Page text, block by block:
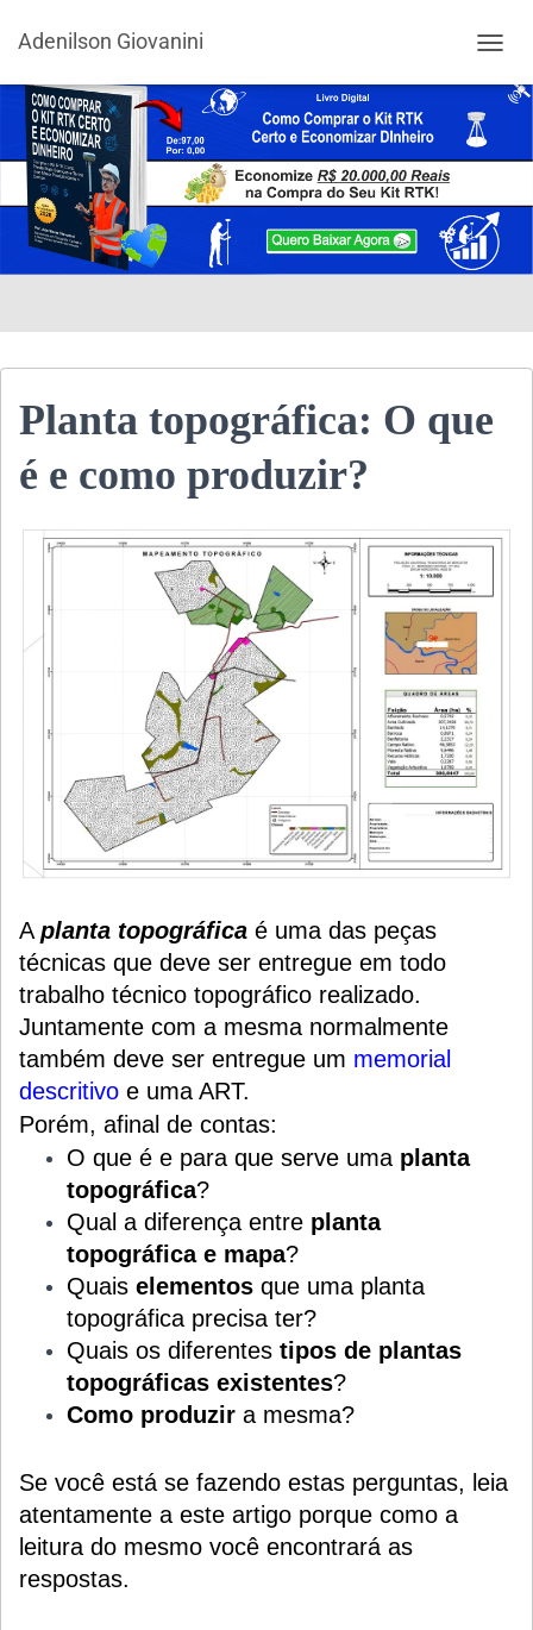
Adenilson Giovanini
Planta topográfica: O que
é e como produzir?
A planta topográfica é uma das peças
técnicas que deve ser entregue em todo
trabalho técnico topográfico realizado.
Juntamente com a mesma normalmente
também deve ser entregue um memorial
descritivo e uma ART.
Porém, afinal de contas:
O que é e para que serve uma planta
topográfica?
Qual a diferença entre planta
topográfica e mapa?
Quais elementos que uma planta
topográfica precisa ter?
Quais os diferentes tipos de plantas
topográficas existentes?
Como produzir a mesma?
Se você está se fazendo estas perguntas, leia
atentamente a este artigo porque como a
leitura do mesmo você encontrará as
respostas.